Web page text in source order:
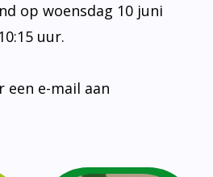
op woensdag 10 juni
uur.
een e-mail aan